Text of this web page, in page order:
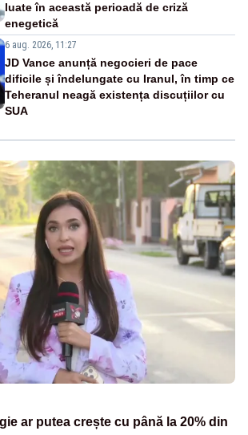
luate în această perioadă de criză
enegetică
6 aug. 2026, 11:27
JD Vance anunță negocieri de pace
dificile și îndelungate cu Iranul, în timp ce
Teheranul neagă existența discuțiilor cu
SUA
ar putea crește cu până la 20% din